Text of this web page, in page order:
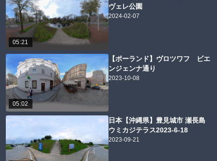
05:21
ヴェレ公園
2024-02-07
05:02
【ポーランド】ヴロツワフ ビエ
ンジェンナ通り
2023-10-08
日本【沖縄県】豊見城市 瀬長島
ウミカジテラス2023-6-18
2023-09-21